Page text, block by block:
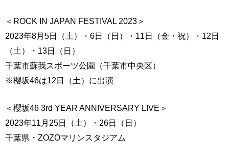
＜ROCK IN JAPAN FESTIVAL 2023＞
2023年8月5日（土）・6日（日）・11日（金・祝）・12日
（土）・13日（日）
千葉市蘇我スポーツ公園（千葉市中央区）
※櫻坂46は12日（土）に出演
＜櫻坂46 3rd YEAR ANNIVERSARY LIVE＞
2023年11月25日（土）・26日（日）
千葉県・ZOZOマリンスタジアム